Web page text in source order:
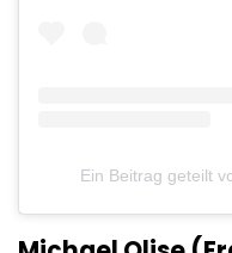
Ein Beitrag geteilt